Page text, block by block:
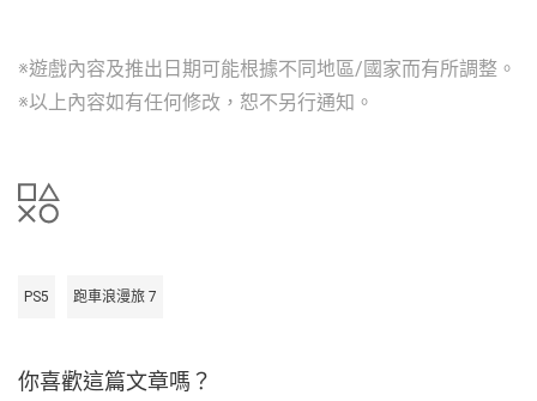
※遊戲內容及推出日期可能根據不同地區/國家而有所調整。
※以上內容如有任何修改，恕不另行通知。
PS5 跑車浪漫旅 7
你喜歡這篇文章嗎？